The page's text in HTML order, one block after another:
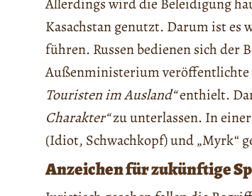
Kasachstan genutzt. Darum ist es
führen. Russen bedienen sich der
Außenministerium veröffentlichte
Touristen im Ausland“enthielt.
Charakter“zu unterlassen. In
(Idiot, Schwachkopf) und „Myrk“
Anzeichen für zukünftige